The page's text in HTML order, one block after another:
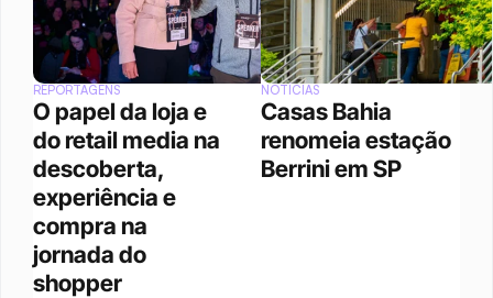
REPORTAGENS
O papel da loja e
do retail media na
descoberta,
experiência e
compra na
jornada do
shopper
NOTÍCIAS
Casas Bahia
renomeia estação
Berrini em SP